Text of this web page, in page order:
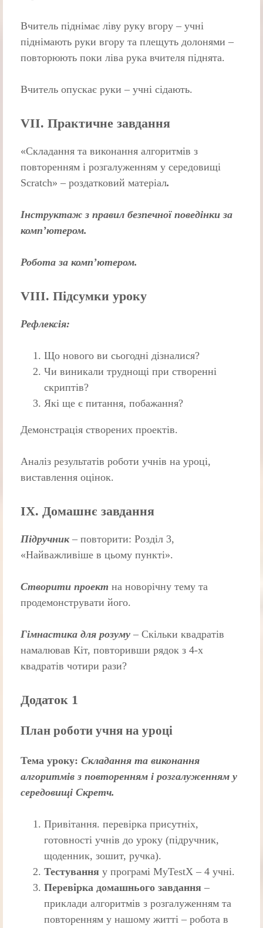
Вчитель піднімає ліву руку вгору – учні
піднімають руки вгору та плещуть долонями –
повторюють поки ліва рука вчителя піднята.
Вчитель опускає руки – учні сідають.
VІI. Практичне завдання
«Складання та виконання алгоритмів з
повторенням і розгалуженням у середовищі
Scratch» – роздатковий матеріал.
Інструктаж з правил безпечної поведінки за
комп’ютером.
Робота за комп’ютером.
VIІI. Підсумки уроку
Рефлексія:
Що нового ви сьогодні дізналися?
Чи виникали труднощі при створенні
скриптів?
Які ще є питання, побажання?
Демонстрація створених проектів.
Аналіз результатів роботи учнів на уроці,
виставлення оцінок.
ІХ. Домашнє завдання
Підручник– повторити: Розділ 3,
«Найважливіше в цьому пункті».
Створити проект на новорічну тему та
продемонструвати його.
Гімнастика для розуму – Скільки квадратів
намалював Кіт, повторивши рядок з 4-х
квадратів чотири рази?
Додаток 1
План роботи учня на уроці
Тема уроку: Складання та виконання
алгоритмів з повторенням і розгалуженням у
середовищі Скретч.
Привітання. перевірка присутніх,
готовності учнів до уроку (підручник,
щоденник, зошит, ручка).
Тестування у програмі MyTestX – 4 учні.
Перевірка домашнього завдання –
приклади алгоритмів з розгалуженням та
повторенням у нашому житті – робота в